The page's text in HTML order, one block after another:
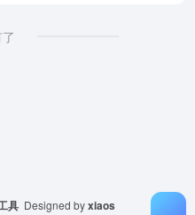
具 Designed byxiaos